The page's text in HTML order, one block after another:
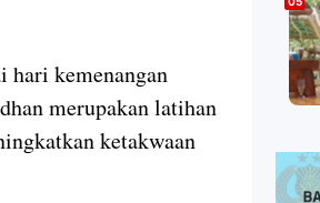
hari kemenangan
merupakan latihan
ketakwaan